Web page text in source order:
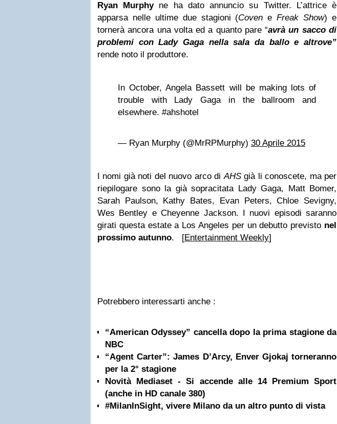
Ryan Murphyne ha dato annuncio su Twitter. L’attrice è
apparsa nelle ultime due stagioni (Coven eFreak Show) e
tornerà ancora una volta ed a quanto pare “avrà un sacco di
problemi con Lady Gaga nella sala da ballo e altrove”
rende noto il produttore.
In October, Angela Bassett will be making lots of
trouble with Lady Gaga in the ballroom and
elsewhere. #ahshotel
— Ryan Murphy (@MrRPMurphy) 30 Aprile 2015
I nomi già noti del nuovo arco diAHSgià li conoscete, ma per
riepilogare sono la già sopracitata Lady Gaga, Matt Bomer,
Sarah Paulson, Kathy Bates, Evan Peters, Chloe Sevigny,
Wes Bentley e Cheyenne Jackson. I nuovi episodi saranno
girati questa estate a Los Angeles per un debutto previsto nel
prossimo autunno. [Entertainment Weekly]
Potrebbero interessarti anche :
“American Odyssey” cancella dopo la prima stagione da
NBC
“Agent Carter”: James D’Arcy, Enver Gjokaj torneranno
per la 2° stagione
Novità Mediaset - Si accende alle 14 Premium Sport
(anche in HD canale 380)
#MilanInSight, vivere Milano da un altro punto di vista